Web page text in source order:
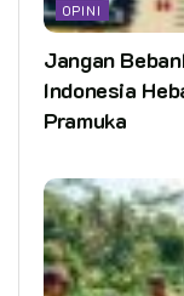
OPINI
Jangan
Indonesia
Pramuka